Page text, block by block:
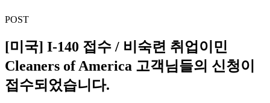
POST
[미국] I-140 접수 / 비숙련 취업이민
Cleaners of America 고객님들의 신청이
접수되었습니다.